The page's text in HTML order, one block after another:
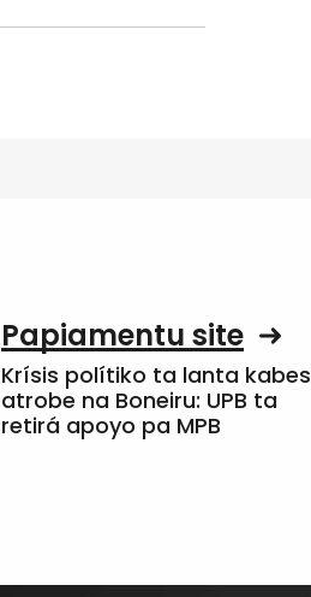
Papiamentu site
Krísis polítiko ta lanta kabes
atrobe na Boneiru: UPB ta
retirá apoyo pa MPB